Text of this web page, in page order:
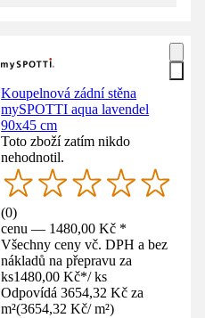
Koupelnová zádní stěna
mySPOTTI aqua lavendel
90x45 cm
Toto zboží zatím nikdo
nehodnotil.
(0)
cenu — 1480,00 Kč *
Všechny ceny vč. DPH a bez
nákladů na přepravu za
ks1480,00 Kč*/ ks
Odpovídá 3654,32 Kč za
m²(3654,32 Kč/ m²)